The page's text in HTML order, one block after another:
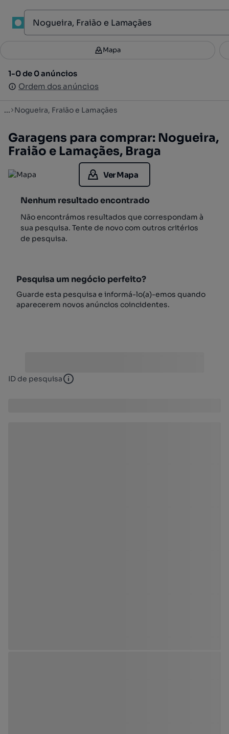
Filtros 2
1-0 de 0 anúncios
Ordem dos anúncios
Mapa
1-0 de 0 anúncios
Ordem dos anúncios
... Nogueira, Fraião e Lamaçães
Garagens para comprar: Nogueira,
Fraião e Lamaçães, Braga
Ver Mapa
Nenhum resultado encontrado
Não encontrámos resultados que correspondam à
sua pesquisa. Tente de novo com outros critérios
de pesquisa.
Pesquisa um negócio perfeito?
Guarde esta pesquisa e informá-lo(a)-emos quando
aparecerem novos anúncios coincidentes.
ID de pesquisa ID de pesquisa